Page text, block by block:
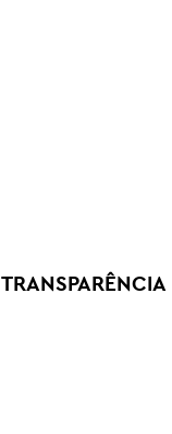
TRANSPARÊNCIA